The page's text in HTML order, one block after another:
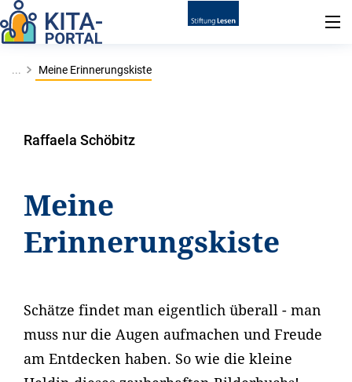
... Meine Erinnerungskiste
Raffaela Schöbitz
Meine
Erinnerungskiste
Schätze findet man eigentlich überall - man
muss nur die Augen aufmachen und Freude
am Entdecken haben. So wie die kleine